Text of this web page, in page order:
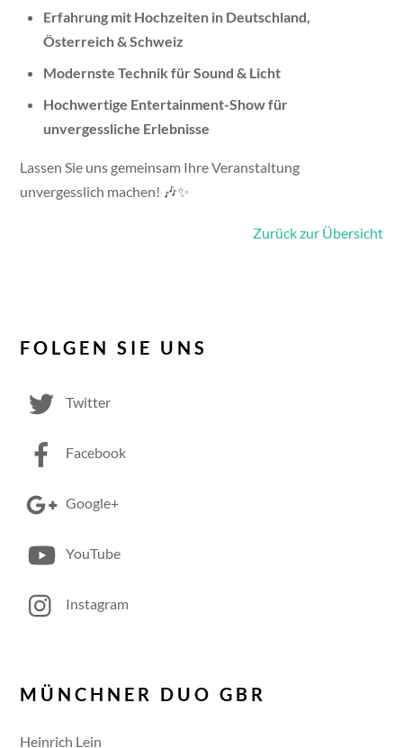
Erfahrung mit Hochzeiten in Deutschland,
Österreich & Schweiz
Modernste Technik für Sound & Licht
Hochwertige Entertainment-Show für
unvergessliche Erlebnisse
Lassen Sie uns gemeinsam Ihre Veranstaltung
unvergesslich machen! 🎶✨
Zurück zur Übersicht
FOLGEN SIE UNS
Twitter
Facebook
Google+
YouTube
Instagram
MÜNCHNER DUO GBR
Heinrich Lein